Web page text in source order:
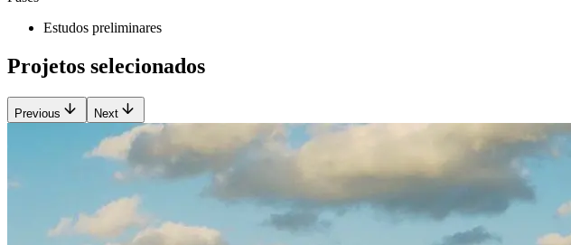
Estudos preliminares
Projetos selecionados
Previous Next